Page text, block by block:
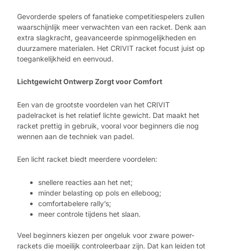
Gevorderde spelers of fanatieke competitiespelers zullen
waarschijnlijk meer verwachten van een racket. Denk aan
extra slagkracht, geavanceerde spinmogelijkheden en
duurzamere materialen. Het CRIVIT racket focust juist op
toegankelijkheid en eenvoud.
Lichtgewicht Ontwerp Zorgt voor Comfort
Een van de grootste voordelen van het CRIVIT
padelracket is het relatief lichte gewicht. Dat maakt het
racket prettig in gebruik, vooral voor beginners die nog
wennen aan de techniek van padel.
Een licht racket biedt meerdere voordelen:
snellere reacties aan het net;
minder belasting op pols en elleboog;
comfortabelere rally’s;
meer controle tijdens het slaan.
Veel beginners kiezen per ongeluk voor zware power-
rackets die moeilijk controleerbaar zijn. Dat kan leiden tot